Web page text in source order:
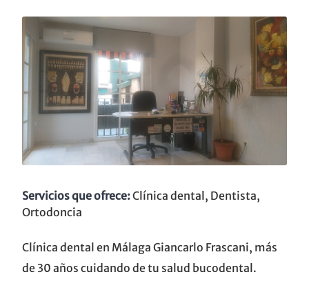
Servicios que ofrece:Clínica dental, Dentista,
Ortodoncia
Clínica dental en Málaga Giancarlo Frascani, más
de 30 años cuidando de tu salud bucodental.